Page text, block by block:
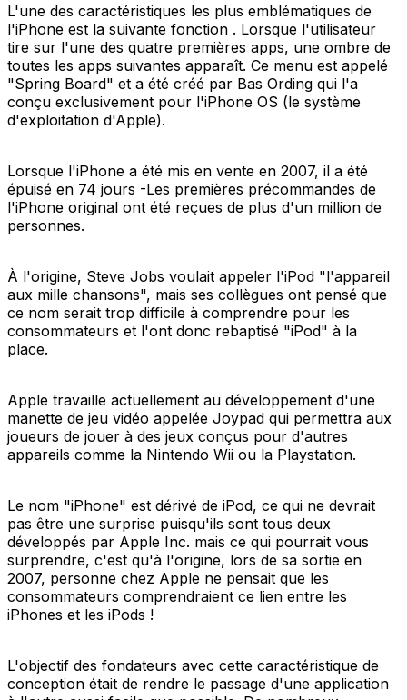
L'une des caractéristiques les plus emblématiques de
l'iPhone est la suivante fonction . Lorsque l'utilisateur
tire sur l'une des quatre premières apps, une ombre de
toutes les apps suivantes apparaît. Ce menu est appelé
"Spring Board" et a été créé par Bas Ording qui l'a
conçu exclusivement pour l'iPhone OS (le système
d'exploitation d'Apple).
Lorsque l'iPhone a été mis en vente en 2007, il a été
épuisé en 74 jours -Les premières précommandes de
l'iPhone original ont été reçues de plus d'un million de
personnes.
À l'origine, Steve Jobs voulait appeler l'iPod "l'appareil
aux mille chansons", mais ses collègues ont pensé que
ce nom serait trop difficile à comprendre pour les
consommateurs et l'ont donc rebaptisé "iPod" à la
place.
Apple travaille actuellement au développement d'une
manette de jeu vidéo appelée Joypad qui permettra aux
joueurs de jouer à des jeux conçus pour d'autres
appareils comme la Nintendo Wii ou la Playstation.
Le nom "iPhone" est dérivé de iPod, ce qui ne devrait
pas être une surprise puisqu'ils sont tous deux
développés par Apple Inc. mais ce qui pourrait vous
surprendre, c'est qu'à l'origine, lors de sa sortie en
2007, personne chez Apple ne pensait que les
consommateurs comprendraient ce lien entre les
iPhones et les iPods !
L'objectif des fondateurs avec cette caractéristique de
conception était de rendre le passage d'une application